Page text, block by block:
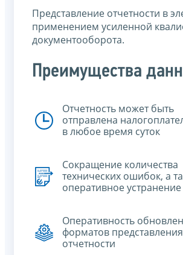
Представление отчетности в
применением усиленной
документооборота.
Преимущества
Отчетность может быть
отправлена
в любое время суток
Cокращение количества
технических ошибок, а
оперативное устранение
Оперативность
форматов представления
отчетности